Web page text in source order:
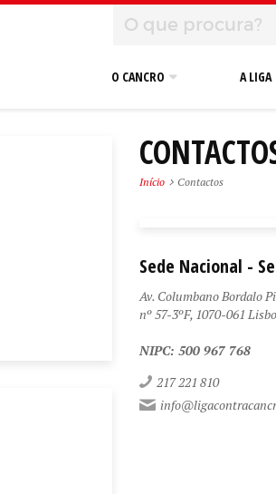
O CANCRO A LIGA
Início Contactos
Sede Nacional -
Av. Columbano Bordalo
nº 57-3ºF, 1070-061
NIPC: 500 967 768
217 221 810